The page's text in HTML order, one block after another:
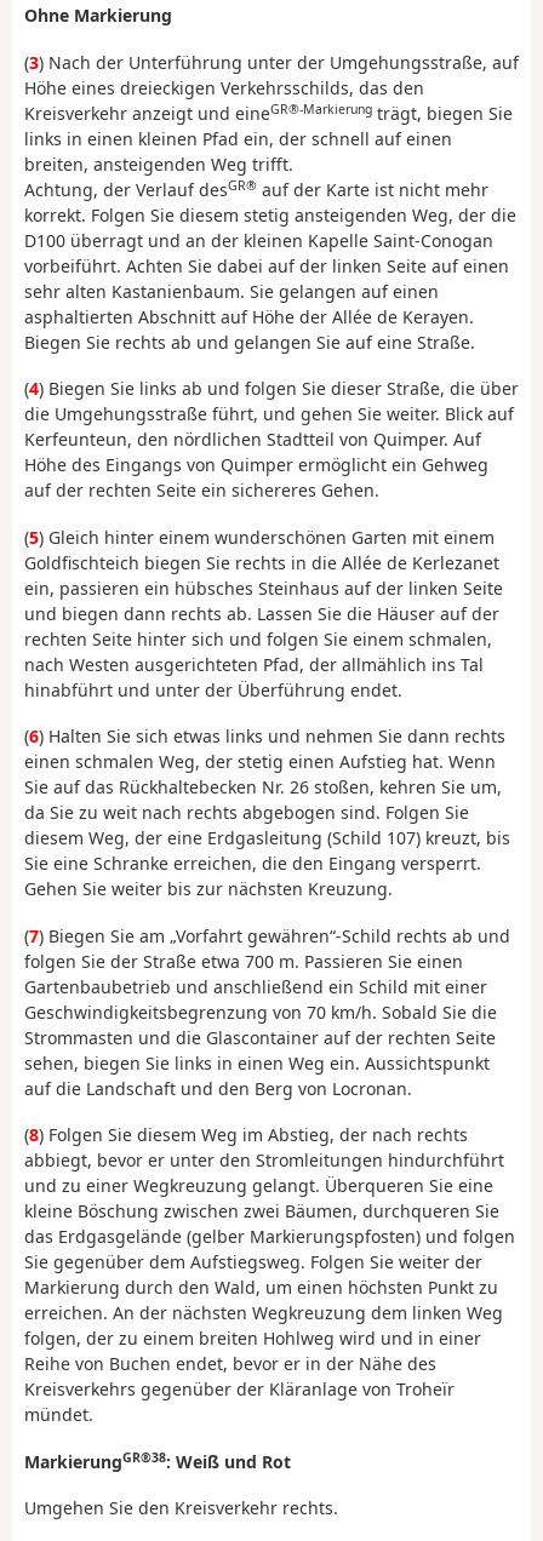
Ohne Markierung
(3) Nach der Unterführung unter der Umgehungsstraße, auf
Höhe eines dreieckigen Verkehrsschilds, das den
Kreisverkehr anzeigt und eineGR®-Markierung trägt, biegen Sie
links in einen kleinen Pfad ein, der schnell auf einen
breiten, ansteigenden Weg trifft.
Achtung, der Verlauf desGR® auf der Karte ist nicht mehr
korrekt. Folgen Sie diesem stetig ansteigenden Weg, der die
D100 überragt und an der kleinen Kapelle Saint-Conogan
vorbeiführt. Achten Sie dabei auf der linken Seite auf einen
sehr alten Kastanienbaum. Sie gelangen auf einen
asphaltierten Abschnitt auf Höhe der Allée de Kerayen.
Biegen Sie rechts ab und gelangen Sie auf eine Straße.
(4) Biegen Sie links ab und folgen Sie dieser Straße, die über
die Umgehungsstraße führt, und gehen Sie weiter. Blick auf
Kerfeunteun, den nördlichen Stadtteil von Quimper. Auf
Höhe des Eingangs von Quimper ermöglicht ein Gehweg
auf der rechten Seite ein sichereres Gehen.
(5) Gleich hinter einem wunderschönen Garten mit einem
Goldfischteich biegen Sie rechts in die Allée de Kerlezanet
ein, passieren ein hübsches Steinhaus auf der linken Seite
und biegen dann rechts ab. Lassen Sie die Häuser auf der
rechten Seite hinter sich und folgen Sie einem schmalen,
nach Westen ausgerichteten Pfad, der allmählich ins Tal
hinabführt und unter der Überführung endet.
(6) Halten Sie sich etwas links und nehmen Sie dann rechts
einen schmalen Weg, der stetig einen Aufstieg hat. Wenn
Sie auf das Rückhaltebecken Nr. 26 stoßen, kehren Sie um,
da Sie zu weit nach rechts abgebogen sind. Folgen Sie
diesem Weg, der eine Erdgasleitung (Schild 107) kreuzt, bis
Sie eine Schranke erreichen, die den Eingang versperrt.
Gehen Sie weiter bis zur nächsten Kreuzung.
(7) Biegen Sie am „Vorfahrt gewähren“-Schild rechts ab und
folgen Sie der Straße etwa 700 m. Passieren Sie einen
Gartenbaubetrieb und anschließend ein Schild mit einer
Geschwindigkeitsbegrenzung von 70 km/h. Sobald Sie die
Strommasten und die Glascontainer auf der rechten Seite
sehen, biegen Sie links in einen Weg ein. Aussichtspunkt
auf die Landschaft und den Berg von Locronan.
(8) Folgen Sie diesem Weg im Abstieg, der nach rechts
abbiegt, bevor er unter den Stromleitungen hindurchführt
und zu einer Wegkreuzung gelangt. Überqueren Sie eine
kleine Böschung zwischen zwei Bäumen, durchqueren Sie
das Erdgasgelände (gelber Markierungspfosten) und folgen
Sie gegenüber dem Aufstiegsweg. Folgen Sie weiter der
Markierung durch den Wald, um einen höchsten Punkt zu
erreichen. An der nächsten Wegkreuzung dem linken Weg
folgen, der zu einem breiten Hohlweg wird und in einer
Reihe von Buchen endet, bevor er in der Nähe des
Kreisverkehrs gegenüber der Kläranlage von Troheïr
mündet.
MarkierungGR®38: Weiß und Rot
Umgehen Sie den Kreisverkehr rechts.